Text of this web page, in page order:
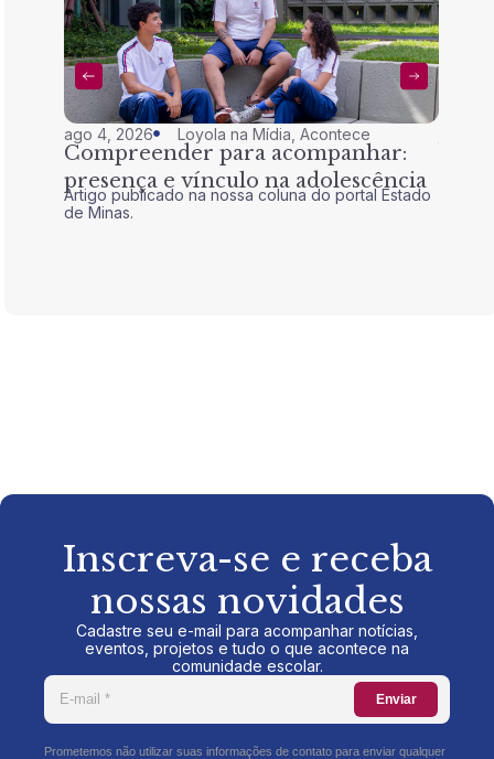
ago 4, 2026 Loyola na Mídia ,Acontece
Compreender para acompanhar:
presença e vínculo na adolescência
Artigo publicado na nossa coluna do portal Estado
de Minas.
Inscreva-se e receba
nossas novidades
Cadastre seu e-mail para acompanhar notícias,
eventos, projetos e tudo o que acontece na
comunidade escolar.
Enviar
Prometemos não utilizar suas informações de contato para enviar qualquer